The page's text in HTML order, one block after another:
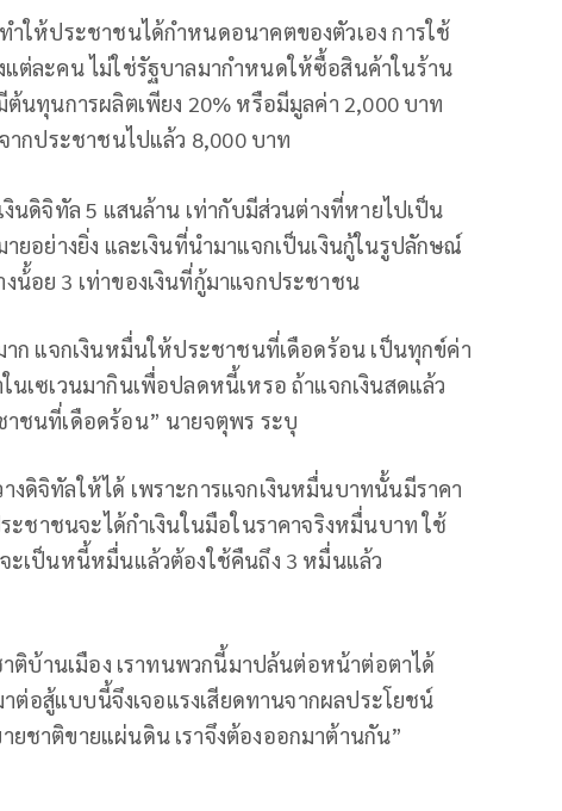
ำให้ประชาชนได้กำหนดอนาคตของตัวเอง การใช้
ต่ละคน ไม่ใช่รัฐบาลมากำหนดให้ซื้อสินค้าในร้าน
นทุนการผลิตเพียง 20% หรือมีมูลค่า 2,000 บาท
ากประชาชนไปแล้ว 8,000 บาท
งินดิจิทัล 5 แสนล้าน เท่ากับมีส่วนต่างที่หายไปเป็น
ยอย่างยิ่ง และเงินที่นำมาแจกเป็นเงินกู้ในรูปลักษณ์
อย 3 เท่าของเงินที่กู้มาแจกประชาชน
าก แจกเงินหมื่นให้ประชาชนที่เดือดร้อน เป็นทุกข์ค่า
เซเวนมากินเพื่อปลดหนี้เหรอ ถ้าแจกเงินสดแล้ว
าชนที่เดือดร้อน” นายจตุพร ระบุ
ดิจิทัลให้ได้ เพราะการแจกเงินหมื่นบาทนั้นมีราคา
ะชาชนจะได้กำเงินในมือในราคาจริงหมื่นบาท ใช้
ะเป็นหนี้หมื่นแล้วต้องใช้คืนถึง 3 หมื่นแล้ว
าติบ้านเมือง เราทนพวกนี้มาปล้นต่อหน้าต่อตาได้
าต่อสู้แบบนี้จึงเจอแรงเสียดทานจากผลประโยชน์
ยชาติขายแผ่นดิน เราจึงต้องออกมาต้านกัน”